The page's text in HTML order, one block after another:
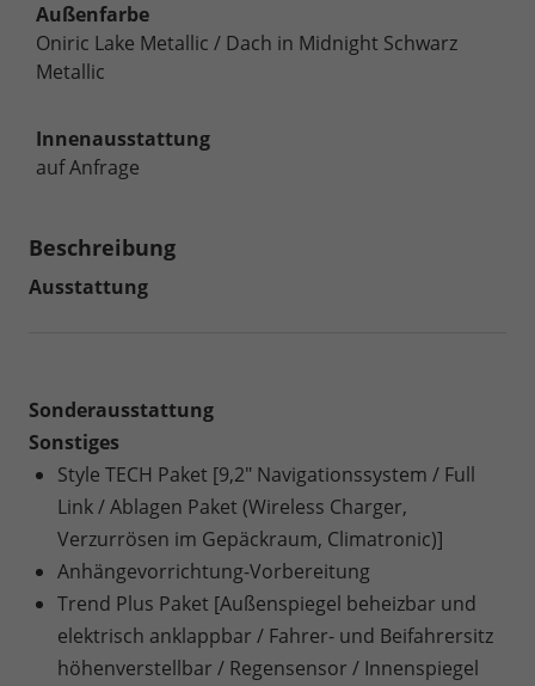
Außenfarbe
Oniric Lake Metallic / Dach in Midnight Schwarz
Metallic
Innenausstattung
auf Anfrage
Beschreibung
Ausstattung
Sonderausstattung
Sonstiges
Style TECH Paket [9,2" Navigationssystem / Full
Link / Ablagen Paket (Wireless Charger,
Verzurrösen im Gepäckraum, Climatronic)]
Anhängevorrichtung-Vorbereitung
Trend Plus Paket [Außenspiegel beheizbar und
elektrisch anklappbar / Fahrer- und Beifahrersitz
höhenverstellbar / Regensensor / Innenspiegel